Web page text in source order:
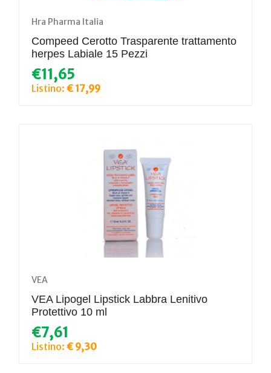
Hra Pharma Italia
Compeed Cerotto Trasparente trattamento
herpes Labiale 15 Pezzi
€11,65
Listino: € 17,99
VEA
VEA Lipogel Lipstick Labbra Lenitivo
Protettivo 10 ml
€7,61
Listino: € 9,30